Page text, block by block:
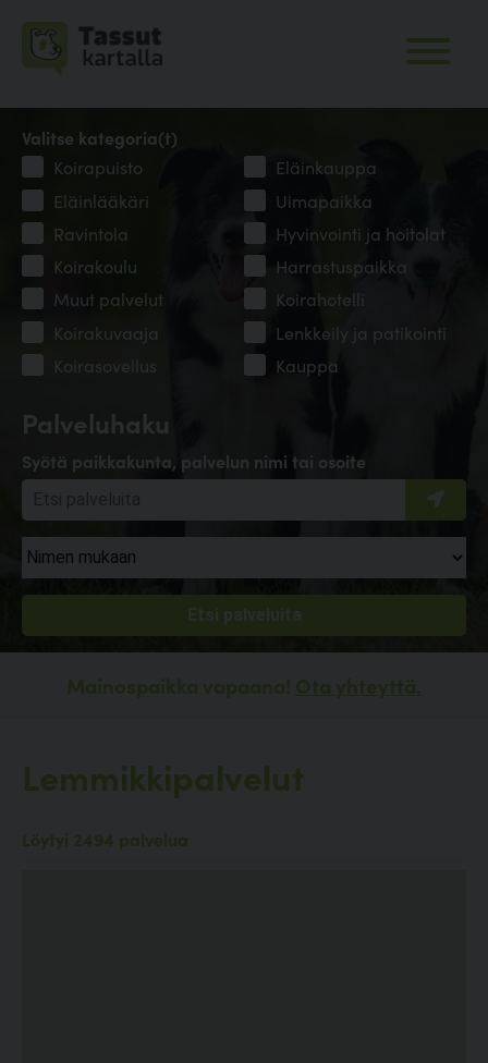
Palveluhaku
Syötä paikkakunta, palvelun nimi tai osoite
Valitse kategoria(t)
Koirapuisto
Eläinkauppa
Eläinlääkäri
Uimapaikka
Ravintola
Hyvinvointi ja hoitolat
Koirakoulu
Harrastuspaikka
Muut palvelut
Koirahotelli
Koirakuvaaja
Lenkkeily ja patikointi
Koirasovellus
Kauppa
Mainospaikka vapaana! Ota yhteyttä.
Lemmikkipalvelut
Löytyi 2494 palvelua